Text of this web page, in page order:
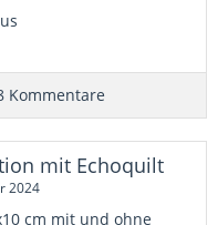
Kommentare
mit Echoquilt
2024
cm mit und ohne